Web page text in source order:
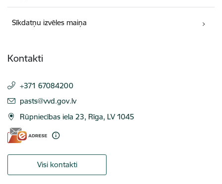
Sīkdatņu izvēles maiņa
Kontakti
+371 67084200
E-pasts:
pasts@vvd.gov.lv
Rūpniecības iela 23, Rīga, LV 1045
Visi kontakti